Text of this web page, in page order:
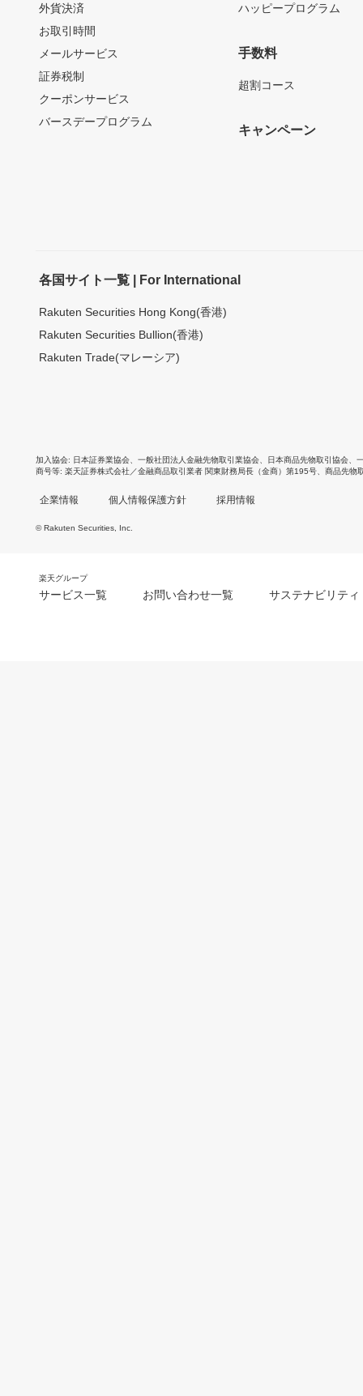
外貨決済
お取引時間
メールサービス
証券税制
クーポンサービス
バースデープログラム
ハッピープログラム
手数料
超割コース
キャンペーン
各国サイト一覧 | For International
Rakuten Securities Hong Kong(香港)
Rakuten Securities Bullion(香港)
Rakuten Trade(マレーシア)
加入協会 日本証券業協会 一般社団法人金融先物取引業協会 日本商品先物取引協会
商号等 楽天証券株式会社／金融商品取引業者 関東財務局長（金商）第195号、商品先物
企業情報 個人情報保護方針 採用情報
© Rakuten Securities, Inc.
楽天グループ
サービス一覧 お問い合わせ一覧 サステナビリティ